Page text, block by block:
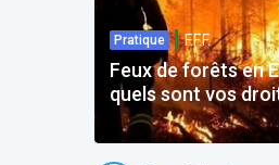
Pratique F.F.F.
Feux de forêts en
quels sont vos
voyage est impacté